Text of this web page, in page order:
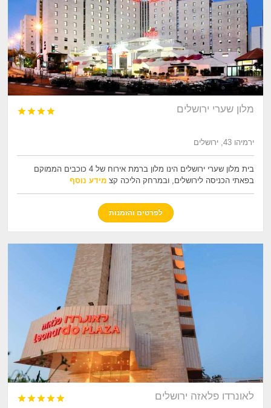
מלון שערי ירושלים 



ירמיהו 43, ירושלים
בית מלון שערי ירושלים הינו מלון ברמת אירוח של 4 כוכבים הממוקם
בפאתי הכניסה לירושלים, ובמרחק הליכה קצמידע נוסף
לפרטים והזמנות
לאונרדו פלאזה ירושלים 



